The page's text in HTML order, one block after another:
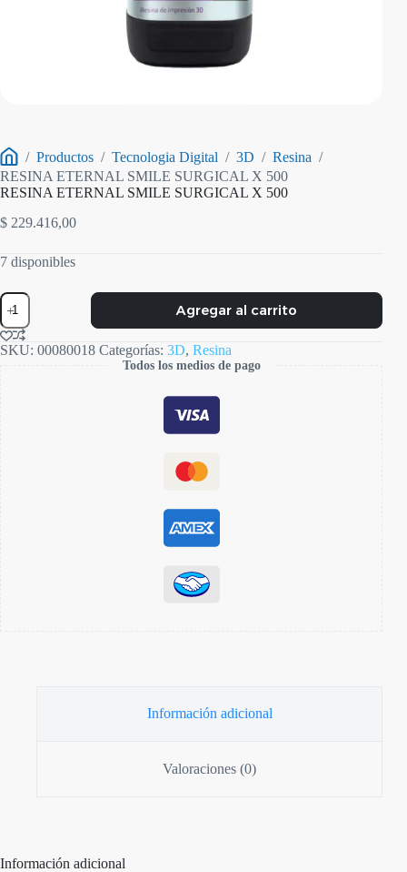
Inicio
/ Productos / Tecnologia Digital / 3D / Resina /
RESINA ETERNAL SMILE SURGICAL X 500
RESINA ETERNAL SMILE SURGICAL X 500
$ 229.416,00
7 disponibles
RESINA
ETERNAL
SMILE
SURGICAL
X
Agregar al carrito
SKU: 00080018 Categorías: 3D, Resina
Todos los medios de pago
Información adicional
Valoraciones (0)
Información adicional